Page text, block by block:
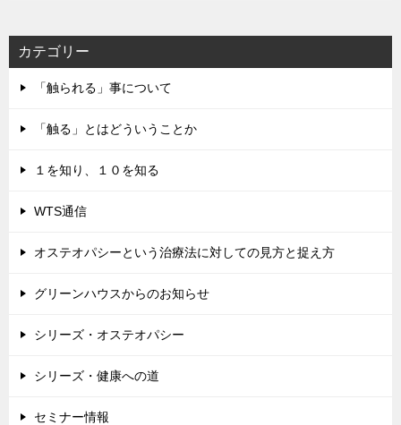
カテゴリー
「触られる」事について
「触る」とはどういうことか
１を知り、１０を知る
WTS通信
オステオパシーという治療法に対しての見方と捉え方
グリーンハウスからのお知らせ
シリーズ・オステオパシー
シリーズ・健康への道
セミナー情報